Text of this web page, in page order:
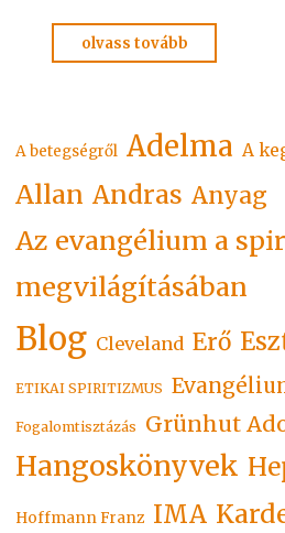
olvass tovább
ASZTAL
Poór
A betegségről Adelma A
Allan Andras Anyag
Az evangélium a
megvilágításában
Blog Cleveland Erő
ETIKAI SPIRITIZMUS
Fogalomtisztázás Grünhut
Hangoskönyvek
Hoffmann Franz IMA